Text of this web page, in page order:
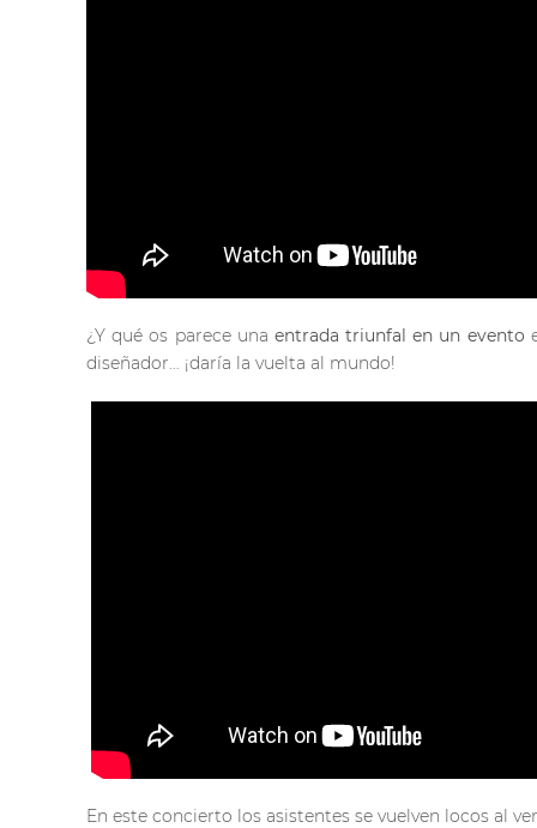
¿Y qué os parece una entrada triunfal en un evento
diseñador… ¡daría la vuelta al mundo!
En este concierto los asistentes se vuelven locos al